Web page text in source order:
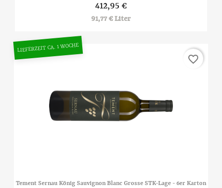
412,95 €
91,77 € Liter
Tement Sernau König Sauvignon Blanc Grosse STK-Lage - 6er Karton
LIEFERZEIT CA. 1 WOCHE
favorite_border